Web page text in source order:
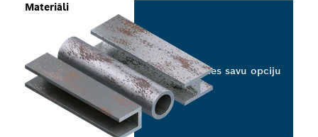
Materiāli
Izvēlieties savu opciju